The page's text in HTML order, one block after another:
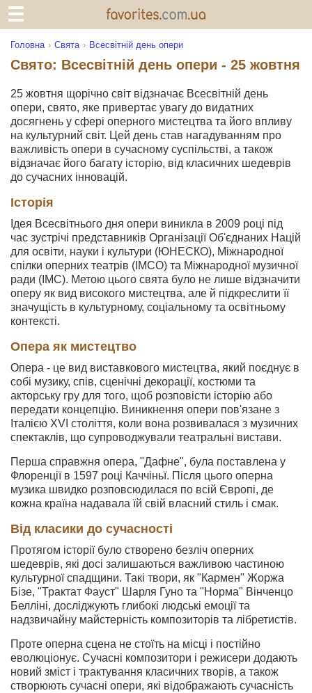
Головна Свята Всесвітній день опери
Свято: Всесвітній день опери - 25 жовтня
25 жовтня щорічно світ відзначає Всесвітній день
опери, свято, яке привертає увагу до видатних
досягнень у сфері оперного мистецтва та його впливу
на культурний світ. Цей день став нагадуванням про
важливість опери в сучасному суспільстві, а також
відзначає його багату історію, від класичних шедеврів
до сучасних інновацій.
Історія
Ідея Всесвітнього дня опери виникла в 2009 році під
час зустрічі представників Організації Об'єднаних Націй
для освіти, науки і культури (ЮНЕСКО), Міжнародної
спілки оперних театрів (ІМСО) та Міжнародної музичної
ради (ІМС). Метою цього свята було не лише відзначити
оперу як вид високого мистецтва, але й підкреслити її
значущість в культурному, соціальному та освітньому
контексті.
Опера як мистецтво
Опера - це вид виставкового мистецтва, який поєднує в
собі музику, спів, сценічні декорації, костюми та
акторську гру для того, щоб розповісти історію або
передати концепцію. Виникнення опери пов'язане з
Італією XVI століття, коли вона розвивалася з музичних
спектаклів, що супроводжували театральні вистави.
Перша справжня опера, "Дафне", була поставлена у
Флоренції в 1597 році Каччіньї. Після цього оперна
музика швидко розповсюдилася по всій Європі, де
кожна країна надавала їй свій власний стиль і смак.
Від класики до сучасності
Протягом історії було створено безліч оперних
шедеврів, які досі залишаються важливою частиною
культурної спадщини. Такі твори, як "Кармен" Жоржа
Бізе, "Трактат Фауст" Шарля Гуно та "Норма" Вінченцо
Белліні, досліджують глибокі людські емоції та
надзвичайну майстерність композиторів та лібретистів.
Проте оперна сцена не стоїть на місці і постійно
еволюціонує. Сучасні композитори і режисери додають
новий зміст і трактування класичних творів, а також
створюють сучасні опери, які відображають сучасність